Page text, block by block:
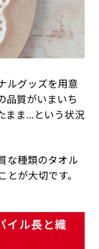
ルグッズを用意
品質がいまいち
まま…という状況
な種類のタオル
が大切です。
ル長と織